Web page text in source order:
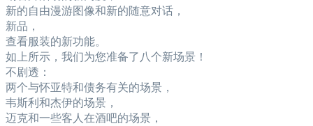
新的自由漫游图像和新的随意对话，
新品，
查看服装的新功能。
如上所示，我们为您准备了八个新场景！
不剧透：
两个与怀亚特和债务有关的场景，
韦斯利和杰伊的场景，
迈克和一些客人在酒吧的场景，